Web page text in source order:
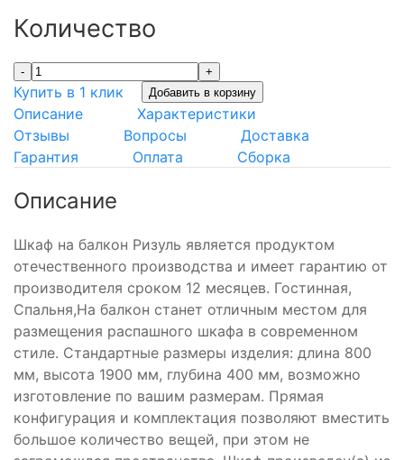
Количество
- +
Купить в 1 клик Добавить в корзину
Описание
Характеристики
Отзывы
Вопросы
Доставка
Гарантия
Оплата Сборка
Описание
Шкаф на балкон Ризуль является продуктом
отечественного производства и имеет гарантию от
производителя сроком 12 месяцев. Гостинная,
Спальня,На балкон станет отличным местом для
размещения распашного шкафа в современном
стиле. Стандартные размеры изделия: длина 800
мм, высота 1900 мм, глубина 400 мм, возможно
изготовление по вашим размерам. Прямая
конфигурация и комплектация позволяют вместить
большое количество вещей, при этом не